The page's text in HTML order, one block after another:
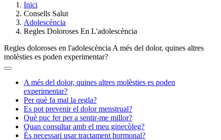
Breadcrumb
Inici
Consells Salut
Adolescència
Regles Doloroses En L'adolescència
Regles doloroses en l'adolescència A més del dolor, quines altres
molèsties es poden experimentar?
A més del dolor, quines altres molèsties es poden
experimentar?
Per què fa mal la regla?
Es pot prevenir el dolor menstrual?
Què puc fer per a sentir-me millor?
Quan consultar amb el meu ginecòleg?
És necessari usar tractament hormonal?